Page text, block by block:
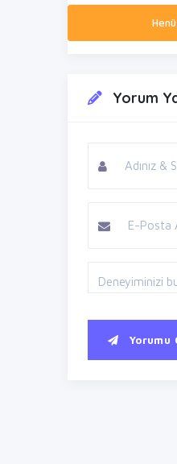
Yorum
Yorumu